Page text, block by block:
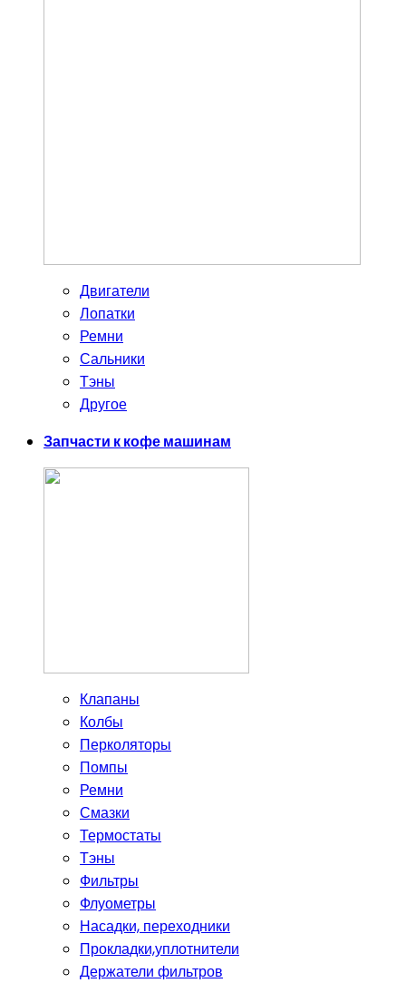
Двигатели
Лопатки
Ремни
Сальники
Тэны
Другое
Запчасти к кофе машинам
Клапаны
Колбы
Перколяторы
Помпы
Ремни
Смазки
Термостаты
Тэны
Фильтры
Флуометры
Насадки, переходники
Прокладки,уплотнители
Держатели фильтров